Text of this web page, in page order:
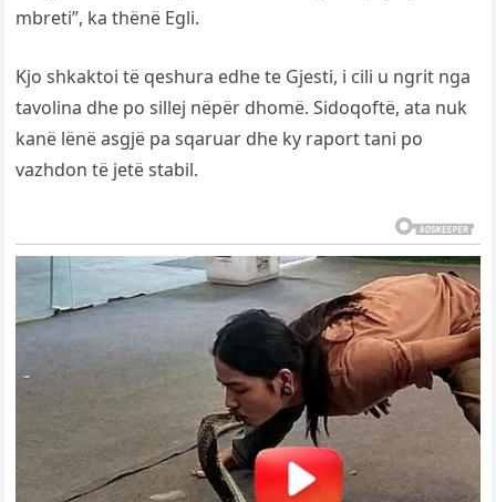
mbreti”, ka thënë Egli.
Kjo shkaktoi të qeshura edhe te Gjesti, i cili u ngrit nga
tavolina dhe po sillej nëpër dhomë. Sidoqoftë, ata nuk
kanë lënë asgjë pa sqaruar dhe ky raport tani po
vazhdon të jetë stabil.